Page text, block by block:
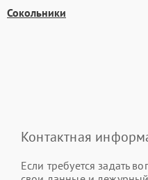
Сокольники
Контактная
Если требуется задать